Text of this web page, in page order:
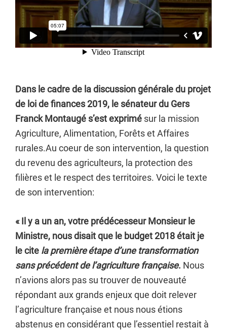
Dans le cadre de la discussion générale du projet
de loi de finances 2019, le sénateur du Gers
Franck Montaugé s’est exprimé sur la mission
Agriculture, Alimentation, Forêts et Affaires
rurales.Au coeur de son intervention, la question
du revenu des agriculteurs, la protection des
filières et le respect des territoires. Voici le texte
de son intervention:
« Il y a un an, votre prédécesseur Monsieur le
Ministre, nous disait que le budget 2018 était je
le cite la premièreétape d’une transformation
sans précédent de l’agriculture française. Nous
n’avions alors pas su trouver de nouveauté
répondant aux grands enjeux que doit relever
l’agriculture française et nous nous étions
abstenus en considérant que l’essentiel restait à